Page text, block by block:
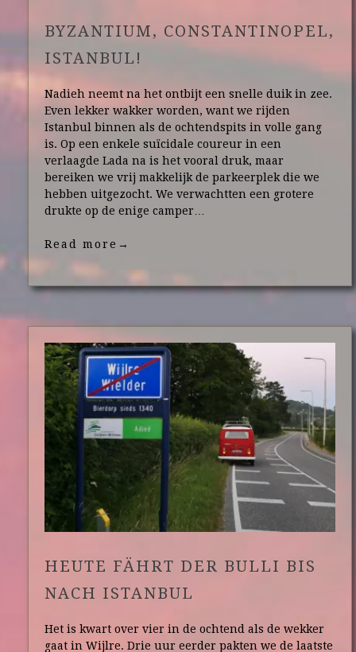
BYZANTIUM, CONSTANTINOPEL,
ISTANBUL!
Nadieh neemt na het ontbijt een snelle duik in zee.
Even lekker wakker worden, want we rijden
Istanbul binnen als de ochtendspits in volle gang
is. Op een enkele suïcidale coureur in een
verlaagde Lada na is het vooral druk, maar
bereiken we vrij makkelijk de parkeerplek die we
hebben uitgezocht. We verwachtten een grotere
drukte op de enige camper…
Read more →
HEUTE FÄHRT DER BULLI BIS
NACH ISTANBUL
Het is kwart over vier in de ochtend als de wekker
gaat in Wijlre. Drie uur eerder pakten we de laatste